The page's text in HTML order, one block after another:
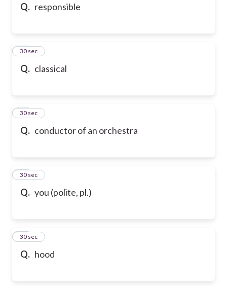
Q. responsible
Q. classical
40
30 sec
Q. conductor of an orchestra
41
30 sec
Q. you (polite, pl.)
42
30 sec
Q. hood
43
30 sec